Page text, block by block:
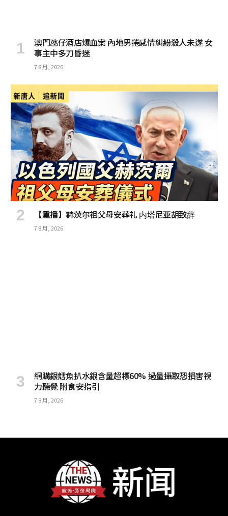
澳門氹仔酒店爆血案 內地男捲感情糾紛殺人未遂 女
事主中多刀昏迷
7 8 月, 2026
【重播】赫茨尔祖父母安葬礼 内塔尼亚胡致辞
7 8 月, 2026
網購銀鱈魚扒水銀含量超標60% 過量攝取恐損害視
力聽覺 附食安指引
7 8 月, 2026